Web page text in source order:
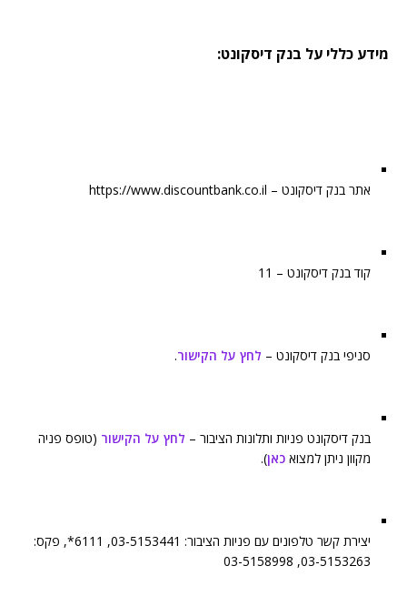
מידע כללי על בנק דיסקונט:
אתר בנק דיסקונט – https://www.discountbank.co.il
קוד בנק דיסקונט – 11
סניפי בנק דיסקונט – לחץ על הקישור.
בנק דיסקונט פניות ותלונות הציבור – לחץ על הקישור (טופס פניה
מקוון ניתן למצוא כאן).
יצירת קשר טלפונים עם פניות הציבור: 03-5153441, 6111*, פקס:
03-5153263, 03-5158998